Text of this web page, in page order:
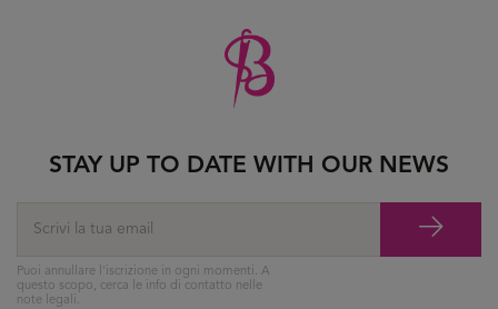
STAY UP TO DATE WITH OUR NEWS
Puoi annullare l'iscrizione in ogni momenti. A
questo scopo, cerca le info di contatto nelle
note legali.